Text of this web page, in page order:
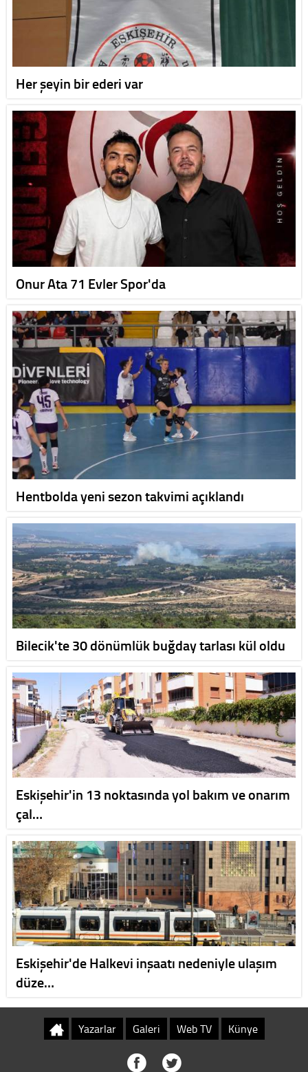
Her şeyin bir ederi var
Onur Ata 71 Evler Spor'da
Hentbolda yeni sezon takvimi açıklandı
Bilecik'te 30 dönümlük buğday tarlası kül oldu
Eskişehir'in 13 noktasında yol bakım ve onarım
çal…
Eskişehir'de Halkevi inşaatı nedeniyle ulaşım
düze…
Yazarlar Galeri Web TV Künye